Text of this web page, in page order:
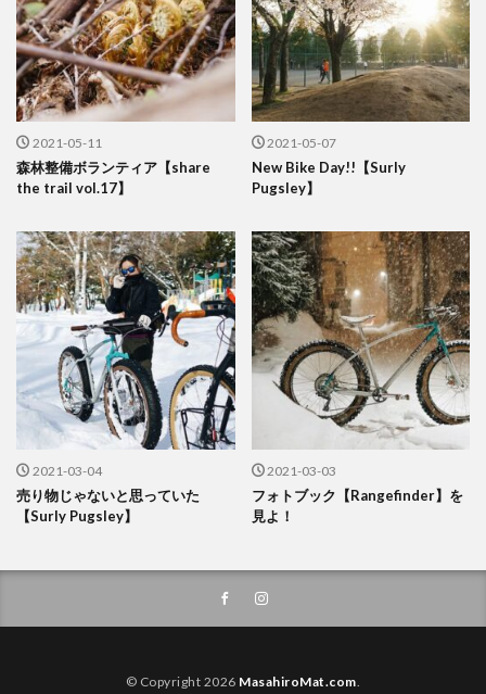
2021-05-11
森林整備ボランティア【share
the trail vol.17】
2021-05-07
New Bike Day!!【Surly
Pugsley】
2021-03-04
売り物じゃないと思っていた
【Surly Pugsley】
2021-03-03
フォトブック【Rangefinder】を
見よ！
© Copyright 2026 MasahiroMat.com.